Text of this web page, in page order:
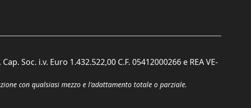
Soc. i.v. Euro 1.432.522,00 C.F. 05412000266 e REA VE-
con qualsiasi mezzo e l'adattamento totale o parziale.